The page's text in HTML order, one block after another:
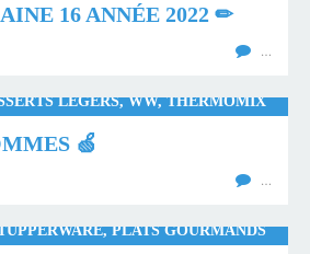
16 ANNÉE 2022 ✏
…
LÉGERS, WW, THERMOMIX
🍏
…
PLATS GOURMANDS